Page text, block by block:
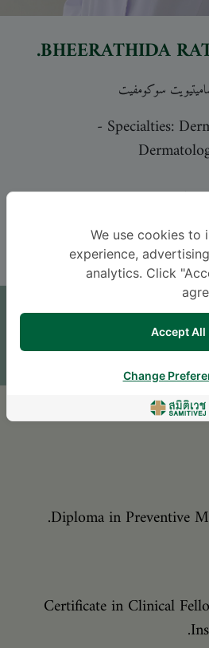
BHEERATHIDA
سوكومفيت
Specialties:
-
اللغة
THAI
موعد
اترك سؤالاً
Diploma in Preventive
Certificate in Clinical
We use cookies to
experience,
analytics. Click
Accept All
Change